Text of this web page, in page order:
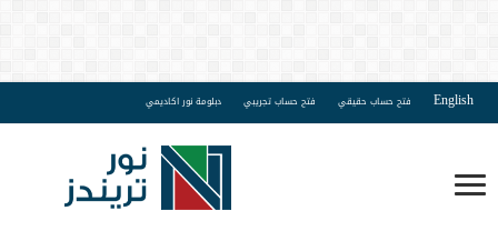
English فتح حساب حقيقي فتح حساب تجريبي دبلومة نور اكاديمي